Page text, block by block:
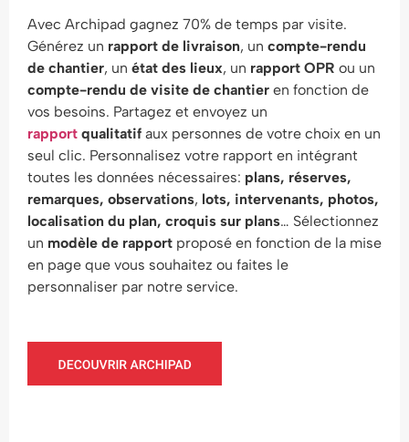
Avec Archipad gagnez 70% de temps par visite.
Générez un rapport de livraison, un compte-rendu
de chantier, un état des lieux, un rapport OPR ou un
compte-rendu de visite de chantier en fonction de
vos besoins. Partagez et envoyez un
rapport qualitatif aux personnes de votre choix en un
seul clic. Personnalisez votre rapport en intégrant
toutes les données nécessaires: plans, réserves,
remarques, observations, lots, intervenants, photos,
localisation du plan, croquis sur plans… Sélectionnez
un modèle de rapport proposé en fonction de la mise
en page que vous souhaitez ou faites le
personnaliser par notre service.